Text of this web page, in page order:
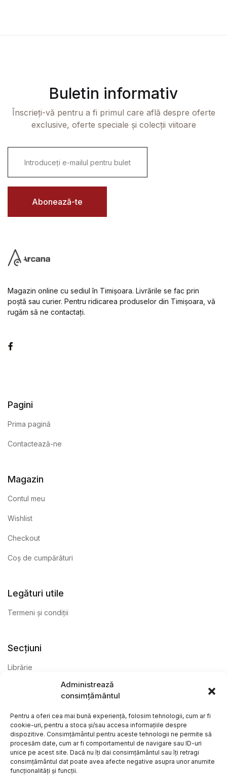
Administrează
consimțământul
Pentru a oferi cea mai bună experiență, folosim tehnologii, cum ar fi
cookie-uri, pentru a stoca și/sau accesa informațiile despre
dispozitive. Consimțământul pentru aceste tehnologii ne permite să
procesăm date, cum ar fi comportamentul de navigare sau ID-uri
unice pe acest site. Dacă nu îți dai consimțământul sau îți retragi
consimțământul dat poate avea afecte negative asupra unor anumite
funcționalități și funcții.
Buletin informativ
Înscrieți-vă pentru a fi primul care află despre oferte
exclusive, oferte speciale și colecții viitoare
i
l
Abonează-te
Magazin online cu sediul în Timișoara. Livrările se fac prin
poștă sau curier. Pentru ridicarea produselor din Timișoara, vă
rugăm să ne contactați.
Pagini
Prima pagină
Contactează-ne
Magazin
Contul meu
Wishlist
Checkout
Coș de cumpărături
Legături utile
Termeni și condiții
Secțiuni
Librărie
@ Librăria Arcana. Toate drepturile rezervate. Site creat de